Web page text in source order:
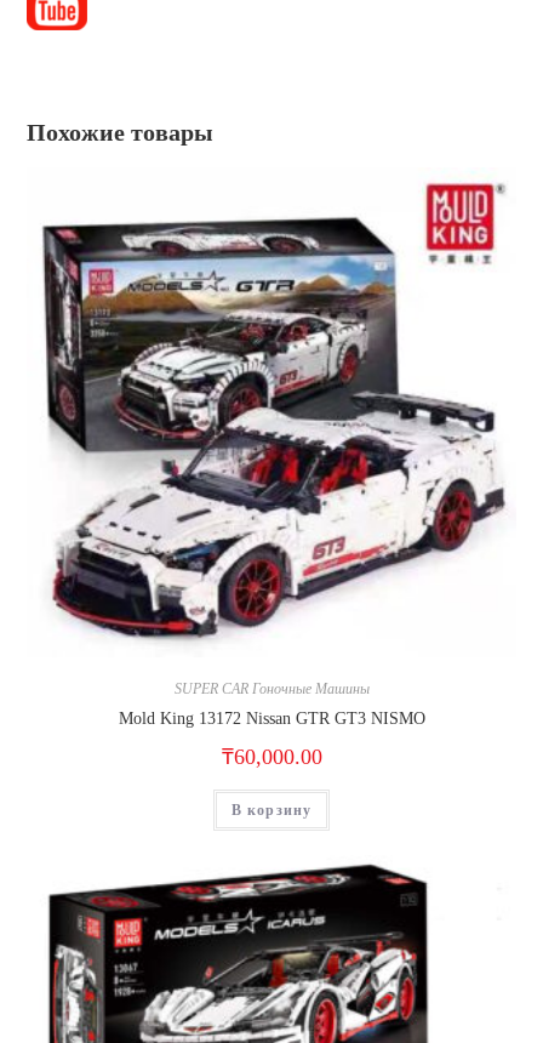
Похожие товары
SUPER CAR Гоночные Машины
Mold King 13172 Nissan GTR GT3 NISMO
₸60,000.00
В корзину